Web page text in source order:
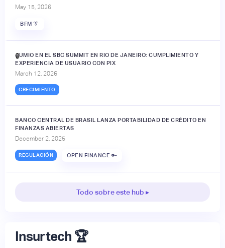
May 15, 2026
BFM 👔
JUMIO EN EL SBC SUMMIT EN RIO DE JANEIRO: CUMPLIMIENTO Y
EXPERIENCIA DE USUARIO CON PIX
March 12, 2026
CRECIMIENTO
🔒
BANCO CENTRAL DE BRASIL LANZA PORTABILIDAD DE CRÉDITO EN
FINANZAS ABIERTAS
December 2, 2025
REGULACIÓN OPEN FINANCE 🔑
Todo sobre este hub ▸
Insurtech 🏆